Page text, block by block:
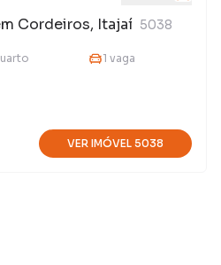
Cordeiros, Itajaí 5038
1 vaga
VER IMÓVEL 5038